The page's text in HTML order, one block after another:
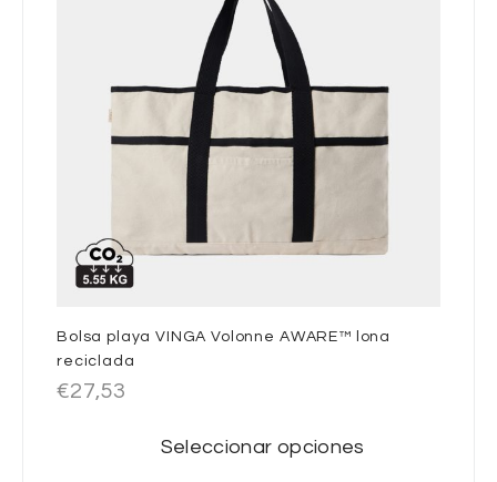
Bolsa playa VINGA Volonne AWARE™ lona
reciclada
€27,53
Seleccionar opciones